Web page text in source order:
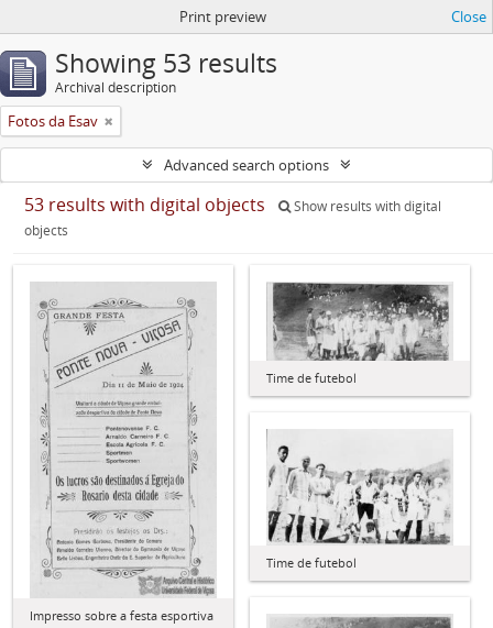
Print preview Close
Showing 53 results
Archival description
Fotos da Esav
Advanced search options
53 results with digital objects
Show results with digital
objects
Impresso sobre a festa esportiva
Time de futebol
Time de futebol